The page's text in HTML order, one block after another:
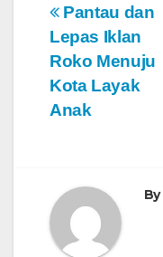
N
a
v
a
s
Pantau dan
Lepas Iklan
Roko Menuju
Kota Layak
Anak
By